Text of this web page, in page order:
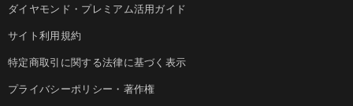
ダイヤモンド・プレミアム活用ガイド
サイト利用規約
特定商取引に関する法律に基づく表示
プライバシーポリシー・著作権